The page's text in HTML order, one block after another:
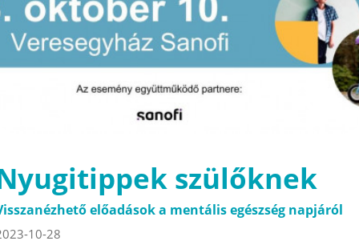
szülőknek
előadások a mentális egészség napjáról
10-28